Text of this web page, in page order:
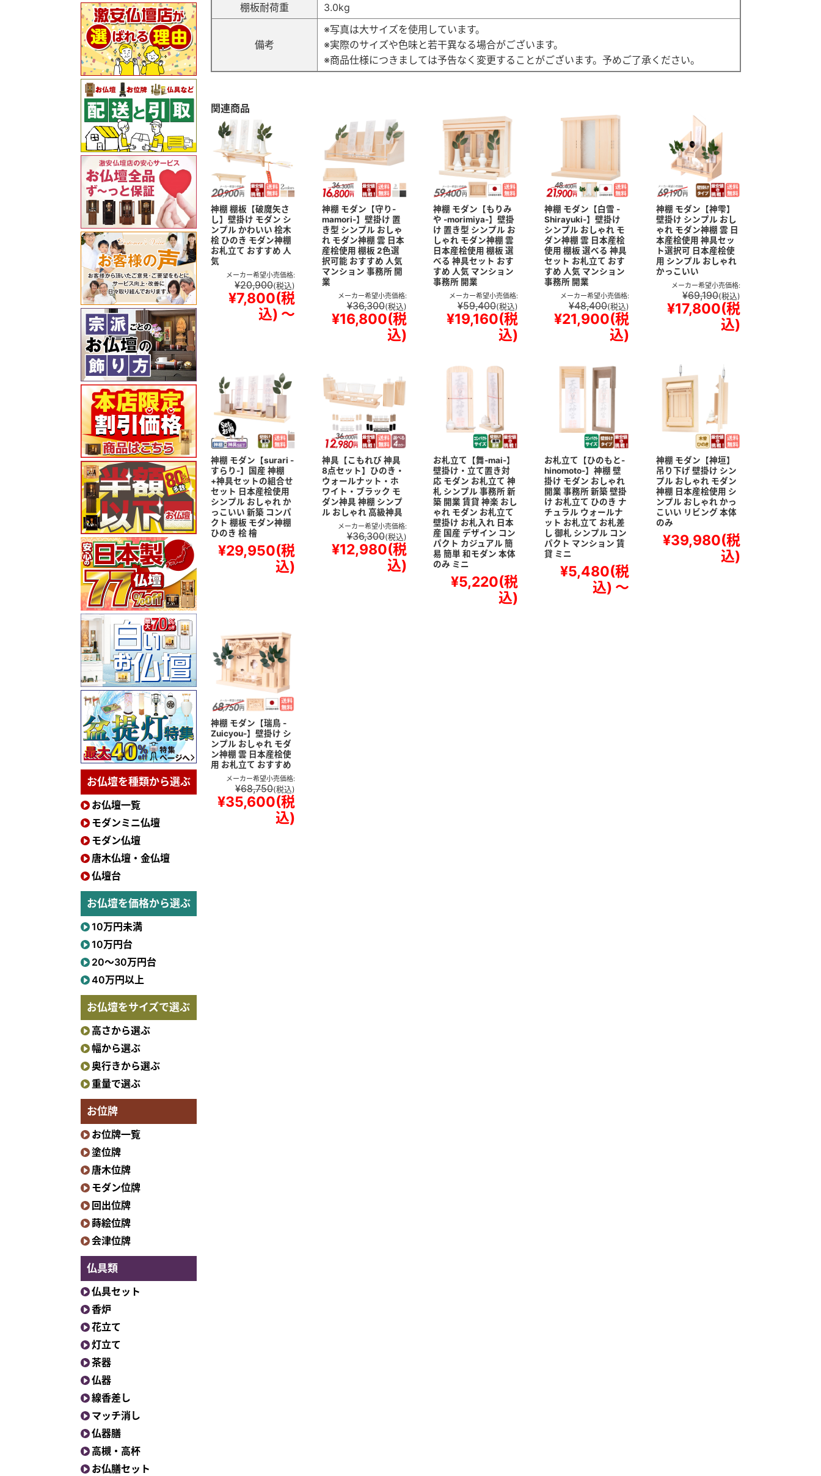
棚板耐荷重 3.0kg
備考
※写真は大サイズを使用しています。
※実際のサイズや色味と若干異なる場合がございます。
※商品仕様につきましては予告なく変更することがございます。予めご了承ください。
関連商品
神棚 棚板【破魔矢さ
し】壁掛け モダン シ
ンプル かわいい 桧木
桧 ひのき モダン神棚
お札立て おすすめ 人
気
メーカー希望小売価格:
¥20,900(税込)
¥7,800(税
込) ～
神棚 モダン【守り-
mamori-】壁掛け 置
き型 シンプル おしゃ
れ モダン神棚 雲 日本
産桧使用 棚板 2色選
択可能 おすすめ 人気
マンション 事務所 開
業
メーカー希望小売価格:
¥36,300(税込)
¥16,800(税
込)
神棚 モダン【もりみ
や -morimiya-】壁掛
け 置き型 シンプル お
しゃれ モダン神棚 雲
日本産桧使用 棚板 選
べる 神具セット おす
すめ 人気 マンション
事務所 開業
メーカー希望小売価格:
¥59,400(税込)
¥19,160(税
込)
神棚 モダン【白雪 -
Shirayuki-】壁掛け
シンプル おしゃれ モ
ダン神棚 雲 日本産桧
使用 棚板 選べる 神具
セット お札立て おす
すめ 人気 マンション
事務所 開業
メーカー希望小売価格:
¥48,400(税込)
¥21,900(税
込)
神棚 モダン【神雫】
壁掛け シンプル おし
ゃれ モダン神棚 雲 日
本産桧使用 神具セッ
ト選択可 日本産桧使
用 シンプル おしゃれ
かっこいい
メーカー希望小売価格:
¥69,190(税込)
¥17,800(税
込)
神棚 モダン【surari -
すらり-】国産 神棚
+神具セットの組合せ
セット 日本産桧使用
シンプル おしゃれ か
っこいい 新築 コンパ
クト 棚板 モダン神棚
ひのき 桧 檜
¥29,950(税
込)
神具【こもれび 神具
8点セット】ひのき・
ウォールナット・ホ
ワイト・ブラック モ
ダン神具 神棚 シンプ
ル おしゃれ 高級神具
メーカー希望小売価格:
¥36,300(税込)
¥12,980(税
込)
お札立て【舞-mai-】
壁掛け・立て置き対
応 モダン お札立て 神
札 シンプル 事務所 新
築 開業 賃貸 神楽 おし
ゃれ モダン お札立て
壁掛け お札入れ 日本
産 国産 デザイン コン
パクト カジュアル 簡
易 簡単 和モダン 本体
のみ ミニ
¥5,220(税
込)
お札立て【ひのもと-
hinomoto-】神棚 壁
掛け モダン おしゃれ
開業 事務所 新築 壁掛
け お札立て ひのき ナ
チュラル ウォールナ
ット お札立て お札差
し 御札 シンプル コン
パクト マンション 賃
貸 ミニ
¥5,480(税
込) ～
神棚 モダン【神垣】
吊り下げ 壁掛け シン
プル おしゃれ モダン
神棚 日本産桧使用 シ
ンプル おしゃれ かっ
こいい リビング 本体
のみ
¥39,980(税
込)
神棚 モダン【瑞鳥 -
Zuicyou-】壁掛け シ
ンプル おしゃれ モダ
ン神棚 雲 日本産桧使
用 お札立て おすすめ
メーカー希望小売価格:
¥68,750(税込)
¥35,600(税
込)
お仏壇を種類から選ぶ
お仏壇一覧
モダンミニ仏壇
モダン仏壇
唐木仏壇・金仏壇
仏壇台
お仏壇を価格から選ぶ
10万円未満
10万円台
20〜30万円台
40万円以上
お仏壇をサイズで選ぶ
高さから選ぶ
幅から選ぶ
奥行きから選ぶ
重量で選ぶ
お位牌
お位牌一覧
塗位牌
唐木位牌
モダン位牌
回出位牌
蒔絵位牌
会津位牌
仏具類
仏具セット
香炉
花立て
灯立て
茶器
仏器
線香差し
マッチ消し
仏器膳
高槻・高杯
お仏膳セット